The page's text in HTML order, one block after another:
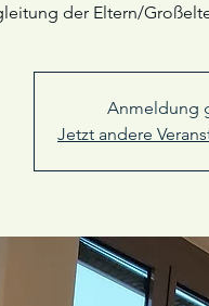
der Eltern/
Anmeldung
Jetzt andere